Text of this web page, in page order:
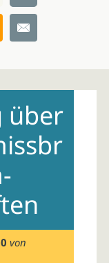
über
von